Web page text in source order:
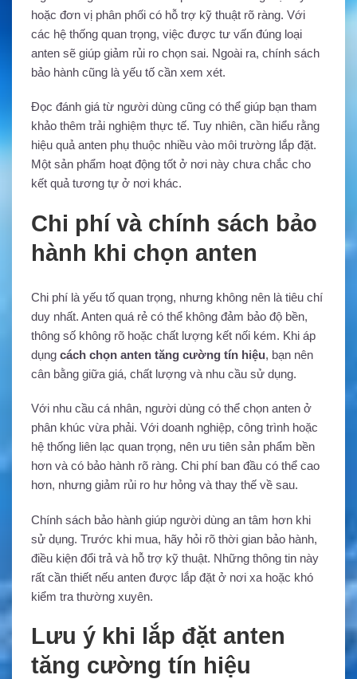
hoặc đơn vị phân phối có hỗ trợ kỹ thuật rõ ràng. Với
các hệ thống quan trọng, việc được tư vấn đúng loại
anten sẽ giúp giảm rủi ro chọn sai. Ngoài ra, chính sách
bảo hành cũng là yếu tố cần xem xét.
Đọc đánh giá từ người dùng cũng có thể giúp bạn tham
khảo thêm trải nghiệm thực tế. Tuy nhiên, cần hiểu rằng
hiệu quả anten phụ thuộc nhiều vào môi trường lắp đặt.
Một sản phẩm hoạt động tốt ở nơi này chưa chắc cho
kết quả tương tự ở nơi khác.
Chi phí và chính sách bảo
hành khi chọn anten
Chi phí là yếu tố quan trọng, nhưng không nên là tiêu chí
duy nhất. Anten quá rẻ có thể không đảm bảo độ bền,
thông số không rõ hoặc chất lượng kết nối kém. Khi áp
dụng cách chọn anten tăng cường tín hiệu, bạn nên
cân bằng giữa giá, chất lượng và nhu cầu sử dụng.
Với nhu cầu cá nhân, người dùng có thể chọn anten ở
phân khúc vừa phải. Với doanh nghiệp, công trình hoặc
hệ thống liên lạc quan trọng, nên ưu tiên sản phẩm bền
hơn và có bảo hành rõ ràng. Chi phí ban đầu có thể cao
hơn, nhưng giảm rủi ro hư hỏng và thay thế về sau.
Chính sách bảo hành giúp người dùng an tâm hơn khi
sử dụng. Trước khi mua, hãy hỏi rõ thời gian bảo hành,
điều kiện đổi trả và hỗ trợ kỹ thuật. Những thông tin này
rất cần thiết nếu anten được lắp đặt ở nơi xa hoặc khó
kiểm tra thường xuyên.
Lưu ý khi lắp đặt anten
tăng cường tín hiệu